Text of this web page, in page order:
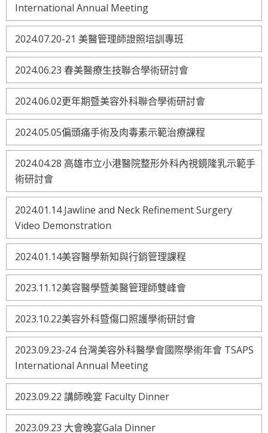
International Annual Meeting
2024.07.20-21 美醫管理師證照培訓專班
2024.06.23 春美醫療生技聯合學術研討會
2024.06.02更年期暨美容外科聯合學術研討會
2024.05.05偏頭痛手術及肉毒素示範治療課程
2024.04.28 高雄市立小港醫院整形外科內視鏡隆乳示範手
術研討會
2024.01.14 Jawline and Neck Refinement Surgery
Video Demonstration
2024.01.14美容醫學新知與行銷管理課程
2023.11.12美容醫學暨美醫管理師雙峰會
2023.10.22美容外科暨傷口照護學術研討會
2023.09.23-24 台灣美容外科醫學會國際學術年會 TSAPS
International Annual Meeting
2023.09.22 講師晚宴 Faculty Dinner
2023.09.23 大會晚宴Gala Dinner